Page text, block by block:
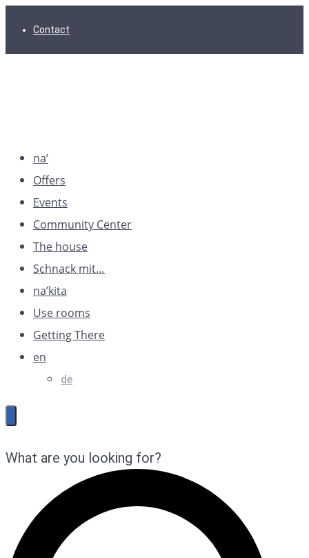
Contact
na’
Offers
Events
Community Center
The house
Schnack mit…
na’kita
Use rooms
Getting There
en
de
What are you looking for?